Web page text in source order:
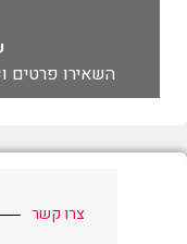
השאירו פרטים
צרו קשר